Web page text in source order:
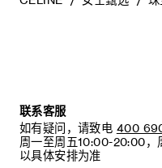
联系客服
如有疑问，请致电 400
周一至周五10:00-20:00，
以具体安排为准